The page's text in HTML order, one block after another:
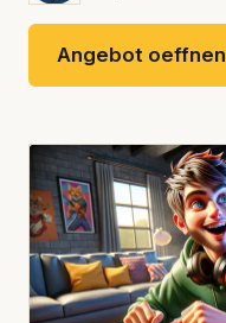
Angebot oeffnen